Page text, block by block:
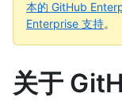
本的 GitHub
Enterprise 支持。
关于